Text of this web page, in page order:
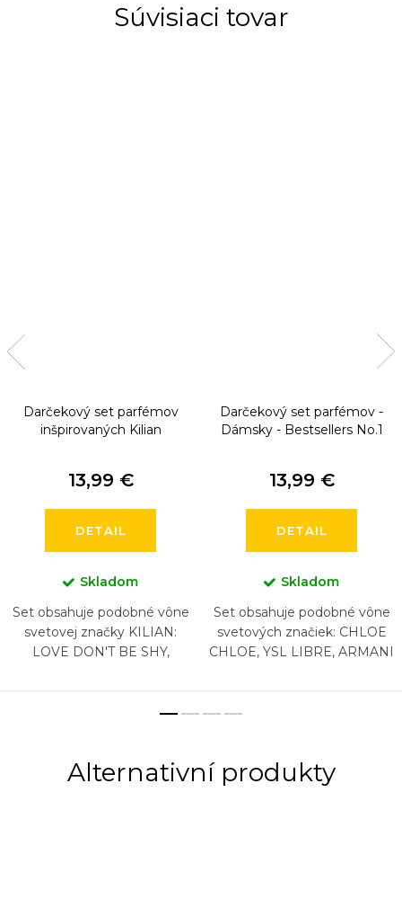
Súvisiaci tovar
Darčekový set parfémov
inšpirovaných Kilian
13,99 €
DETAIL
Skladom
Set obsahuje podobné vône
svetovej značky KILIAN:
LOVE DON'T BE SHY,
IMMORTALITY, PURE OUD,
Darčekový set parfémov -
Dámsky - Bestsellers No.1
13,99 €
DETAIL
Skladom
Set obsahuje podobné vône
svetových značiek: CHLOE
CHLOE, YSL LIBRE, ARMANI